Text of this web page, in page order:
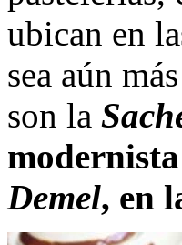
ubican en
sea aún
son la
Demel, en